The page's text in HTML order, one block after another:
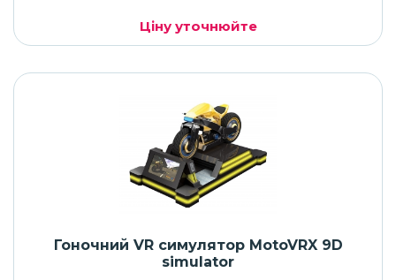
Ціну уточнюйте
Гоночний VR симулятор MotoVRX 9D
simulator